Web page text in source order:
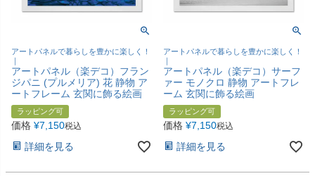
アートパネルで暮らしを豊かに楽しく！
｜
アートパネル（楽デコ）フラン
ジパニ (プルメリア) 花 静物 ア
ートフレーム 玄関に飾る絵画
ラッピング可
価格 ¥7,150税込
詳細を見る
アートパネルで暮らしを豊かに楽しく！
｜
アートパネル（楽デコ）サーフ
ァー モノクロ 静物 アートフレ
ーム 玄関に飾る絵画
ラッピング可
価格 ¥7,150税込
詳細を見る